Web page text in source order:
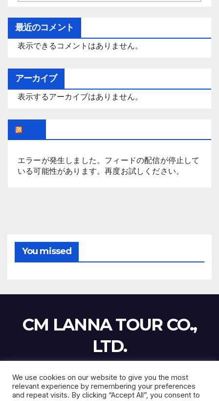
テ
ゴ
リ
ー
最近のコメント
表示できるコメントはありません。
アーカイブ
表示するアーカイブはありません。
エラーが発生しました。フィードの配信が停止して
いる可能性があります。再度お試しください。
You missed
CM LANNA TOUR CO.,
LTD.
Proudly powered by WordPress|Theme: Newsup byThemeansar
We use cookies on our website to give you the most
relevant experience by remembering your preferences
and repeat visits. By clicking “Accept All”, you consent to